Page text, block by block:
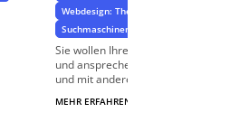
Webdesign: Theme-Entwicklung,
Suchmaschinenoptimierung SEO
Sie wollen Ihre Projekte in WordPress
und ansprechend zeigen, ggf. nach
und mit anderen Inhalten wie ...
MEHR ERFAHREN